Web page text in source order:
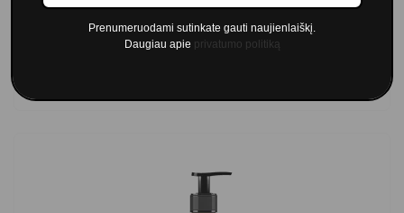
Šampūnas sausiems ir pažeistiems plaukams
GLAMOUR Intense Protein (1000ml)
10,00 €16,00 €
Prenumeruodami sutinkate gauti naujienlaiškį.
Daugiau apie privatumo politiką